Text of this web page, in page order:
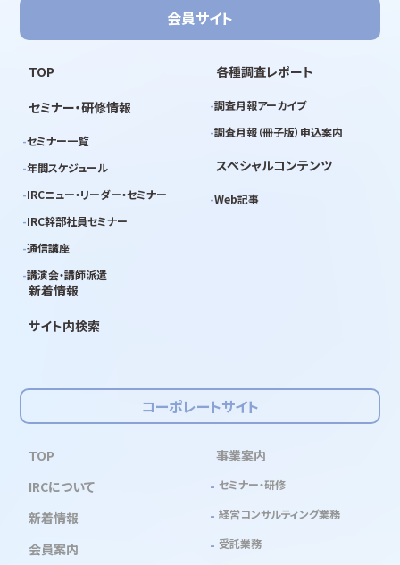
会員サイト
TOP
セミナー・研修情報
セミナー一覧
年間スケジュール
IRCニュー・リーダー・セミナー
IRC幹部社員セミナー
通信講座
講演会・講師派遣
各種調査レポート
調査月報アーカイブ
調査月報（冊子版）申込案内
スペシャルコンテンツ
Web記事
新着情報
サイト内検索
コーポレートサイト
TOP
IRCについて
新着情報
会員案内
事業案内
セミナー・研修
経営コンサルティング業務
受託業務